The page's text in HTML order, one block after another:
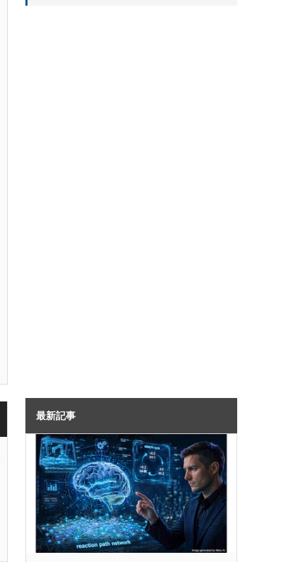
最新記事